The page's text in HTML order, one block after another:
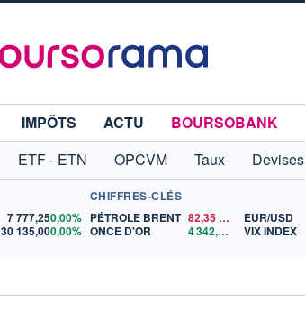
IMPÔTS ACTU
BOURSOBANK
ETF - ETN OPCVM Taux Devises
7 777,250,00%
30 135,000,00%
CHIFFRES-CLÉS
PÉTROLE BRENT 82,35
ONCE D'OR
4 342,26 $US
EUR/USD
VIX INDEX